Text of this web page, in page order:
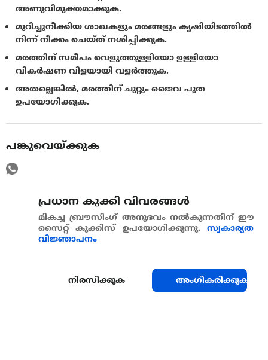
അണുവിമുക്തമാക്കുക.
മുറിച്ചുനീക്കിയ ശാഖകളും മരങ്ങളും കൃഷിയിടത്തിൽ
നിന്ന് നീക്കം ചെയ്ത് നശിപ്പിക്കുക.
മരത്തിന് സമീപം വെളുത്തുള്ളിയോ ഉള്ളിയോ
വികർഷണ വിളയായി വളർത്തുക.
അതല്ലെങ്കിൽ, മരത്തിന് ചുറ്റും ജൈവ പുത
ഉപയോഗിക്കുക.
പങ്കുവെയ്ക്കുക
പ്രധാന കുക്കി വിവരങ്ങള്‍
മികച്ച ബ്രൗസിംഗ് അനുഭവം നൽകുന്നതിന് ഈ
സൈറ്റ് കുക്കിസ് ഉപയോഗിക്കുന്നു. സ്വകാര്യത
വിജ്ഞാപനം
നിരസിക്കുക അംഗീകരിക്കുക